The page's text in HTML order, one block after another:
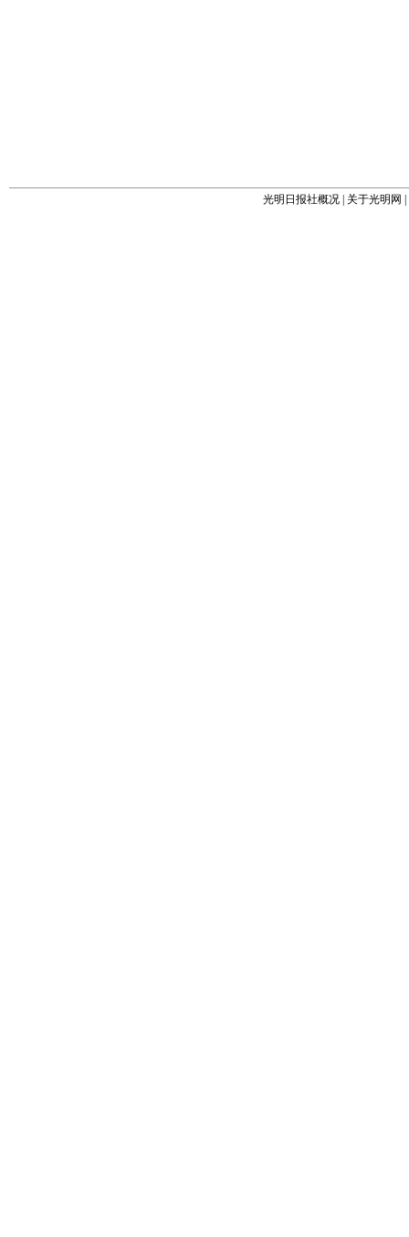
光明日报社概况 关于光明网